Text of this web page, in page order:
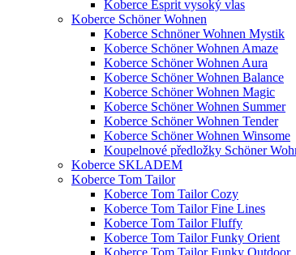
Koberce Esprit vysoký vlas
Koberce Schöner Wohnen
Koberce Schnöner Wohnen Mystik
Koberce Schöner Wohnen Amaze
Koberce Schöner Wohnen Aura
Koberce Schöner Wohnen Balance
Koberce Schöner Wohnen Magic
Koberce Schöner Wohnen Summer
Koberce Schöner Wohnen Tender
Koberce Schöner Wohnen Winsome
Koupelnové předložky Schöner
Koberce SKLADEM
Koberce Tom Tailor
Koberce Tom Tailor Cozy
Koberce Tom Tailor Fine Lines
Koberce Tom Tailor Fluffy
Koberce Tom Tailor Funky Orient
Koberce Tom Tailor Funky Outdoor